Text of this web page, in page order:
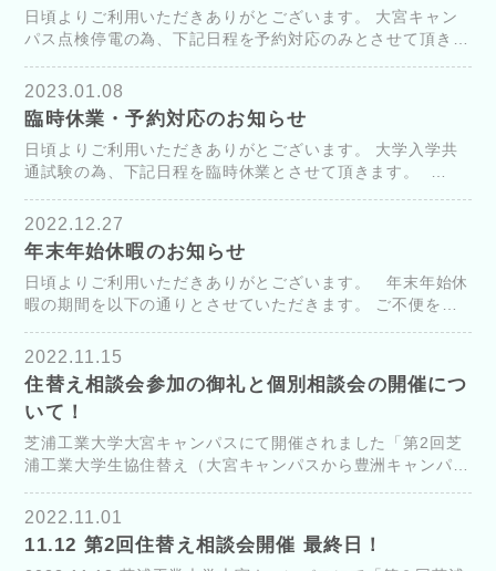
日頃よりご利用いただきありがとございます。 大宮キャン
パス点検停電の為、下記日程を予約対応のみとさせて頂きま
とさせて頂きます。 ...
2023.01.08
臨時休業・予約対応のお知らせ
日頃よりご利用いただきありがとございます。 大学入学共
通試験の為、下記日程を臨時休業とさせて頂きます。
2022.12.27
年末年始休暇のお知らせ
日頃よりご利用いただきありがとございます。 年末年始休
暇の期間を以下の通りとさせていただきます。 ご不便をお
げます。 &nb...
2022.11.15
住替え相談会参加の御礼と個別相談会の開催につ
いて！
芝浦工業大学大宮キャンパスにて開催されました「第2回芝
浦工業大学生協住替え（大宮キャンパスから豊洲キャンパス
たくさんの親御様、学生様にご参加いただ...
2022.11.01
11.12 第2回住替え相談会開催 最終日！